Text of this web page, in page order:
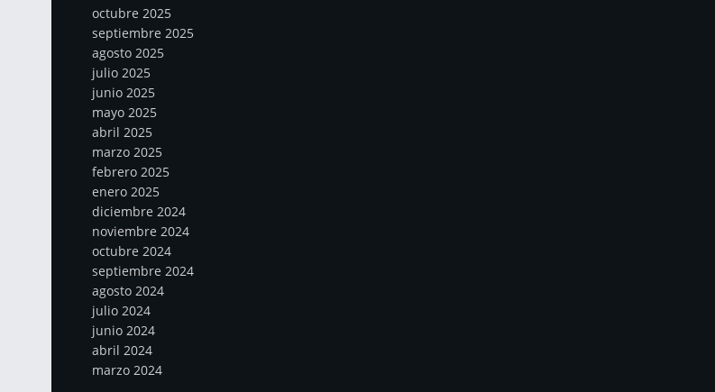
octubre 2025
septiembre 2025
agosto 2025
julio 2025
junio 2025
mayo 2025
abril 2025
marzo 2025
febrero 2025
enero 2025
diciembre 2024
noviembre 2024
octubre 2024
septiembre 2024
agosto 2024
julio 2024
junio 2024
abril 2024
marzo 2024